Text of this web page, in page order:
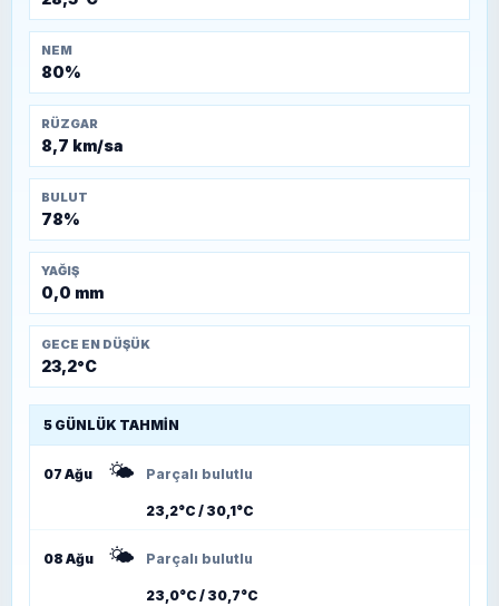
NEM
80%
RÜZGAR
8,7 km/sa
BULUT
78%
YAĞIŞ
0,0 mm
GECE EN DÜŞÜK
23,2°C
5 GÜNLÜK TAHMIN
07 Ağu 🌤️ Parçalı bulutlu
23,2°C / 30,1°C
08 Ağu 🌤️ Parçalı bulutlu
23,0°C / 30,7°C